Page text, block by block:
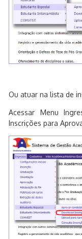
Ou atuar na lista de
Acessar Menu
Inscrições para